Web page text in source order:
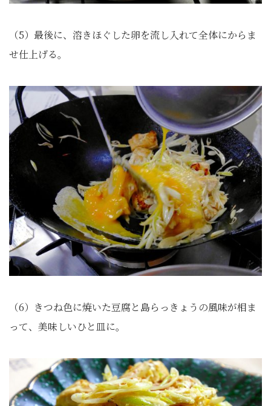
（5）最後に、溶きほぐした卵を流し入れて全体にからま
せ仕上げる。
（6）きつね色に焼いた豆腐と島らっきょうの風味が相ま
って、美味しいひと皿に。